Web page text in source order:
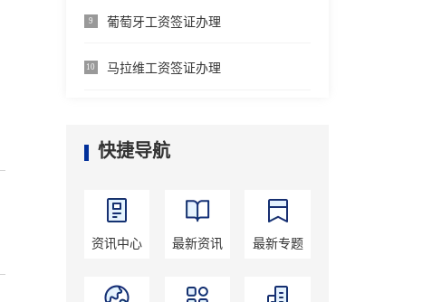
9 葡萄牙工资签证办理
10 马拉维工资签证办理
快捷导航
资讯中心 最新资讯 最新专题